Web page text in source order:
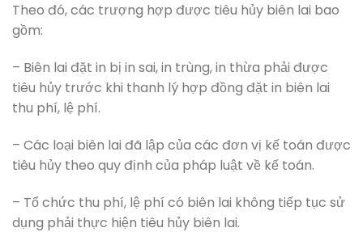
Theo đó, các trượng hợp được tiêu hủy biên lai bao
gồm:
– Biên lai đặt in bị in sai, in trùng, in thừa phải được
tiêu hủy trước khi thanh lý hợp đồng đặt in biên lai
thu phí, lệ phí.
– Các loại biên lai đã lập của các đơn vị kế toán được
tiêu hủy theo quy định của pháp luật về kế toán.
– Tổ chức thu phí, lệ phí có biên lai không tiếp tục sử
dụng phải thực hiện tiêu hủy biên lai.